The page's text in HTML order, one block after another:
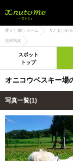
愛犬と旅行 ホーム 犬と楽しめ
投稿写真
スポット
トップ
オニコウベスキー場
写真一覧(1)